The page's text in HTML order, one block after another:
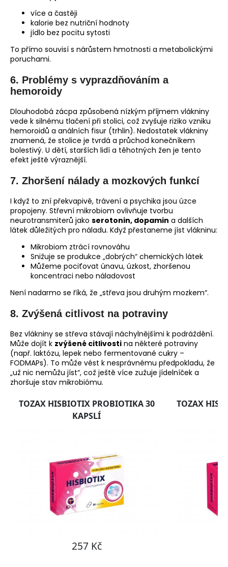
více a častěji
kalorie bez nutriční hodnoty
jídlo bez pocitu sytosti
To přímo souvisí s nárůstem hmotnosti a metabolickými
poruchami.
6. Problémy s vyprazdňováním a
hemoroidy
Dlouhodobá zácpa způsobená nízkým příjmem vlákniny
vede k silnému tlačení při stolici, což zvyšuje riziko vzniku
hemoroidů a análních fisur (trhlin). Nedostatek vlákniny
znamená, že stolice je tvrdá a průchod konečníkem
bolestivý. U dětí, starších lidí a těhotných žen je tento
efekt ještě výraznější.
7. Zhoršení nálady a mozkových funkcí
I když to zní překvapivě, trávení a psychika jsou úzce
propojeny. Střevní mikrobiom ovlivňuje tvorbu
neurotransmiterů jako serotonin, dopamin a dalších
látek důležitých pro náladu. Když přestaneme jíst vlákninu:
Mikrobiom ztrácí rovnováhu
Snižuje se produkce „dobrých“ chemických látek
Můžeme pociťovat únavu, úzkost, zhoršenou
koncentraci nebo náladovost
Není nadarmo se říká, že „střeva jsou druhým mozkem“.
8. Zvýšená citlivost na potraviny
Bez vlákniny se střeva stávají náchylnějšími k podráždění.
Může dojít k zvýšené citlivosti na některé potraviny
(např. laktózu, lepek nebo fermentované cukry –
FODMAPs). To může vést k nesprávnému předpokladu, že
„už nic nemůžu jíst“, což ještě více zužuje jídelníček a
zhoršuje stav mikrobiómu.